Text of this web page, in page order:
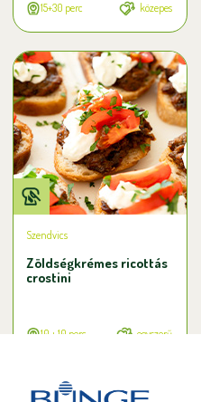
15+30 perc közepes
Szendvics
Zöldségkrémes ricottás
crostini
10 + 10 perc egyszerű